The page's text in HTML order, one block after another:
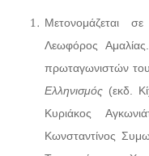
Μετονομάζεται
Λεωφόρος
πρωταγωνιστών του
Ελληνισμός (εκδ.
Κυριάκος
Κωνσταντίνος